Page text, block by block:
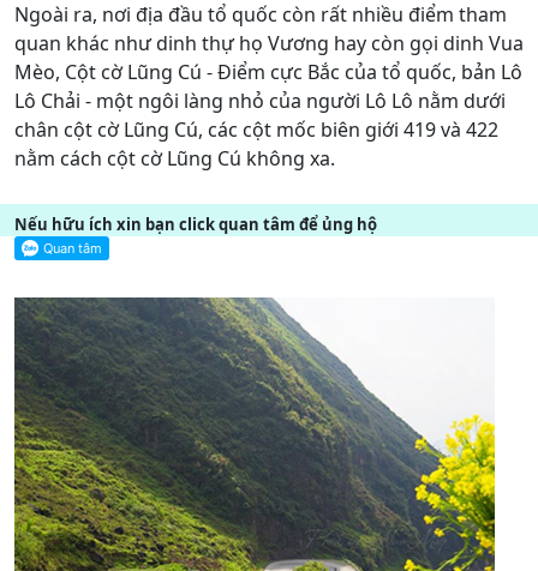
Ngoài ra, nơi địa đầu tổ quốc còn rất nhiều điểm tham
quan khác như dinh thự họ Vương hay còn gọi dinh Vua
Mèo, Cột cờ Lũng Cú - Điểm cực Bắc của tổ quốc, bản Lô
Lô Chải - một ngôi làng nhỏ của người Lô Lô nằm dưới
chân cột cờ Lũng Cú, các cột mốc biên giới 419 và 422
nằm cách cột cờ Lũng Cú không xa.
Nếu hữu ích xin bạn click quan tâm để ủng hộ